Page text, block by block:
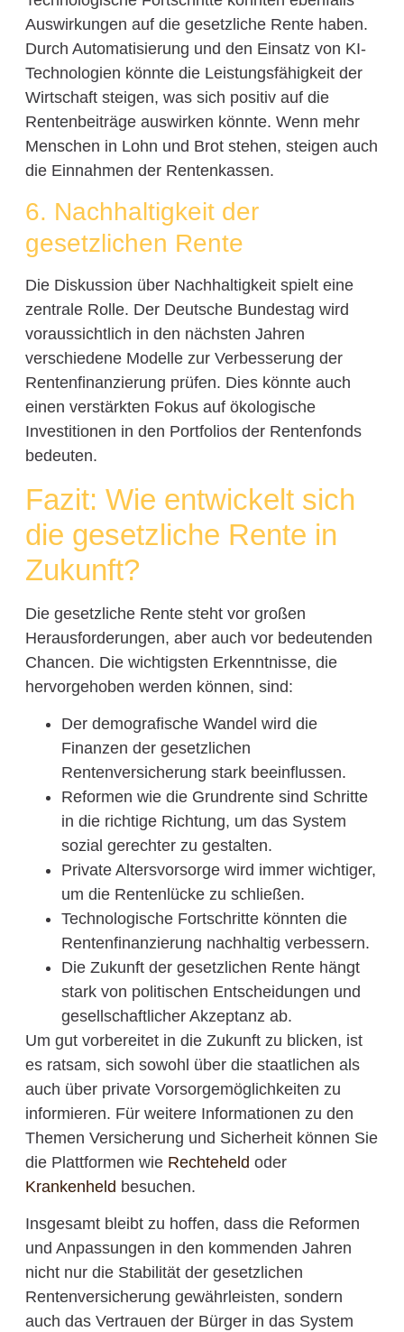
Auswirkungen auf die gesetzliche Rente haben.
Durch Automatisierung und den Einsatz von KI-
Technologien könnte die Leistungsfähigkeit der
Wirtschaft steigen, was sich positiv auf die
Rentenbeiträge auswirken könnte. Wenn mehr
Menschen in Lohn und Brot stehen, steigen auch
die Einnahmen der Rentenkassen.
6. Nachhaltigkeit der
gesetzlichen Rente
Die Diskussion über Nachhaltigkeit spielt eine
zentrale Rolle. Der Deutsche Bundestag wird
voraussichtlich in den nächsten Jahren
verschiedene Modelle zur Verbesserung der
Rentenfinanzierung prüfen. Dies könnte auch
einen verstärkten Fokus auf ökologische
Investitionen in den Portfolios der Rentenfonds
bedeuten.
Fazit: Wie entwickelt sich
die gesetzliche Rente in
Zukunft?
Die gesetzliche Rente steht vor großen
Herausforderungen, aber auch vor bedeutenden
Chancen. Die wichtigsten Erkenntnisse, die
hervorgehoben werden können, sind:
Der demografische Wandel wird die
Finanzen der gesetzlichen
Rentenversicherung stark beeinflussen.
Reformen wie die Grundrente sind Schritte
in die richtige Richtung, um das System
sozial gerechter zu gestalten.
Private Altersvorsorge wird immer wichtiger,
um die Rentenlücke zu schließen.
Technologische Fortschritte könnten die
Rentenfinanzierung nachhaltig verbessern.
Die Zukunft der gesetzlichen Rente hängt
stark von politischen Entscheidungen und
gesellschaftlicher Akzeptanz ab.
Um gut vorbereitet in die Zukunft zu blicken, ist
es ratsam, sich sowohl über die staatlichen als
auch über private Vorsorgemöglichkeiten zu
informieren. Für weitere Informationen zu den
Themen Versicherung und Sicherheit können Sie
die Plattformen wie Rechteheld oder
Krankenheld besuchen.
Insgesamt bleibt zu hoffen, dass die Reformen
und Anpassungen in den kommenden Jahren
nicht nur die Stabilität der gesetzlichen
Rentenversicherung gewährleisten, sondern
auch das Vertrauen der Bürger in das System